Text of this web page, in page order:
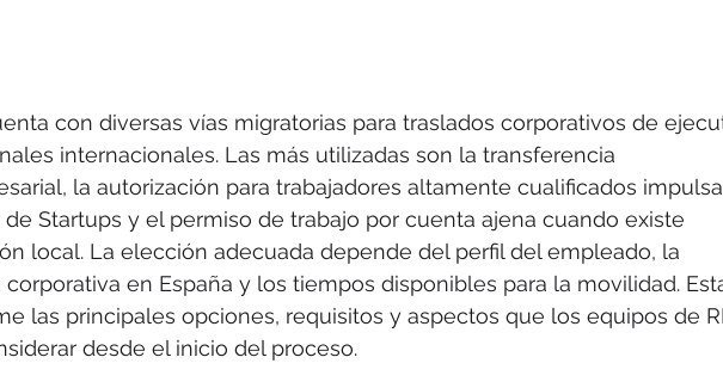
con diversas vías migratorias para traslados corporativos de
internacionales. Las más utilizadas son la transferencia
la autorización para trabajadores altamente cualificados
Startups y el permiso de trabajo por cuenta ajena cuando existe
local. La elección adecuada depende del perfil del empleado, la
en España y los tiempos disponibles para la movilidad.
las principales opciones, requisitos y aspectos que los equipos de
desde el inicio del proceso.